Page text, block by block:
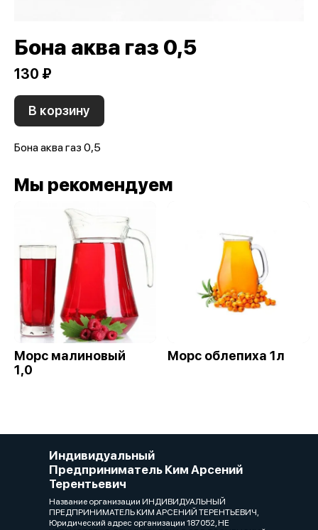
Бона аква газ 0,5
130 ₽
В корзину
Бона аква газ 0,5
Мы рекомендуем
Морс малиновый
1,0
Морс облепиха 1л
Индивидуальный
Предприниматель Ким Арсений
Терентьевич
Название организации ИНДИВИДУАЛЬНЫЙ
ПРЕДПРИНИМАТЕЛЬ КИМ АРСЕНИЙ ТЕРЕНТЬЕВИЧ,
Юридический адрес организации 187052, НЕ